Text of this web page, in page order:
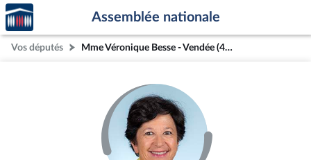
Aller au contenu
Aller en bas de la page
Accèder
à la
page
d'accueil
Assemblée nationale
Vos députés Mme Véronique Besse - Vendée (4e circonscription)